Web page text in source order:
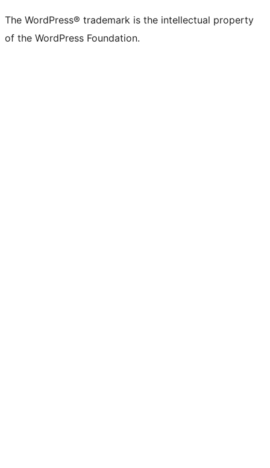
The WordPress® trademark is the intellectual property
of the WordPress Foundation.